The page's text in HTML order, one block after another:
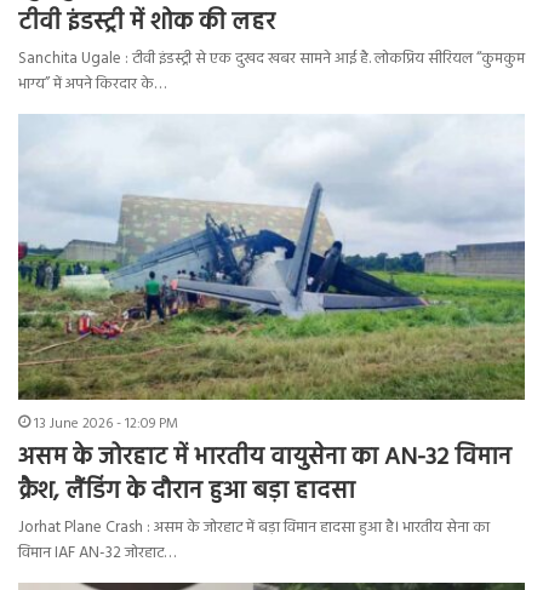
टीवी इंडस्ट्री में शोक की लहर
Sanchita Ugale : टीवी इंडस्ट्री से एक दुखद खबर सामने आई है. लोकप्रिय सीरियल “कुमकुम
भाग्य” में अपने किरदार के…
13 June 2026 - 12:09 PM
असम के जोरहाट में भारतीय वायुसेना का AN-32 विमान
क्रैश, लैंडिंग के दौरान हुआ बड़ा हादसा
Jorhat Plane Crash : असम के जोरहाट में बड़ा विमान हादसा हुआ है। भारतीय सेना का
विमान IAF AN-32 जोरहाट…